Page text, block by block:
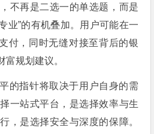
不再是二选一的单选题，而是
业”的有机叠加。用户可能在一
付，同时无缝对接至背后的银
富规划建议。
的指针将取决于用户自身的需
一站式平台，是选择效率与生
，是选择安全与深度的保障。